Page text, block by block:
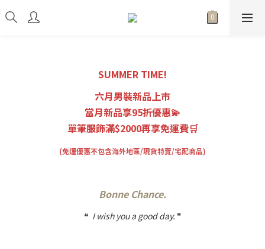
SUMMER TIME!
六月男裝新品上市
當月新品享95折優惠💫
單筆服飾滿$2000再享免運費🛒
(免運優惠不包含海外地區/現貨特賣/宅配商品)
Bonne Chance.
❝ I wish you a good day. ❞